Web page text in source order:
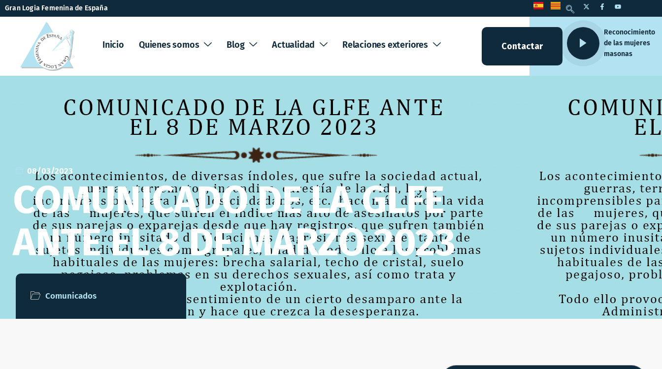
Gran Logia Femenina de España
Inicio Quienes somos Blog Actualidad Relaciones exteriores Contactar
Reconocimiento
de las mujeres
masonas
08/03/2023
COMUNICADO DE LA GLFE
ANTE EL 8 DE MARZO 2023
Comunicados